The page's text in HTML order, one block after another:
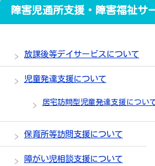
障害児通所支援・障害福祉サ
放課後等デイサービスについて
児童発達支援について
居宅訪問型児童発達支援につい
保育所等訪問支援について
障がい児相談支援について